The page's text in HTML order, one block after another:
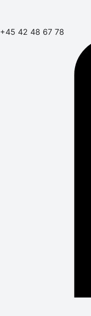
+45 42 48 67 78